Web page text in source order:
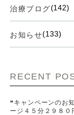
治療ブログ(142)
お知らせ(133)
RECENT
❝キャンペーンのお
ージ４５分２９８０